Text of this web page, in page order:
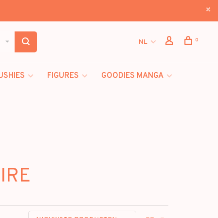
NL 0
FIGURES
GOODIES MANGA